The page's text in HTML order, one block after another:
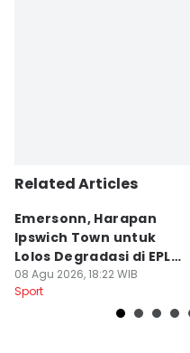
Related Articles
Emersonn, Harapan
Ipswich Town untuk
Lolos Degradasi di EPL
2026/2027
08 Agu 2026, 18:22 WIB
Sport